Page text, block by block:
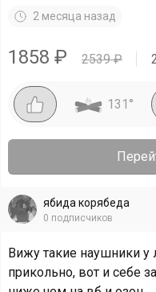
2 месяца назад
1858 ₽ 2539₽
131 °
ябида корябеда
0 подписчиков
Вижу такие наушники
прикольно, вот и себе